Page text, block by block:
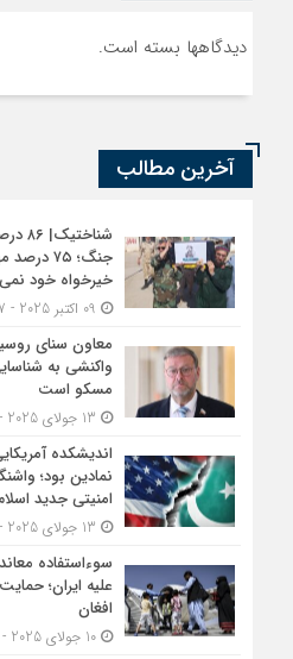
دیدگاهها بسته است.
آخرین مطالب
جنگ؛ ۷۵
خیرخواه خود
معاون سنای
واکنشی به
مسکو است
اندیشکده
نمادین بود؛
امنیتی جدید
سوءاستفاده
علیه ایران؛
افغان
10 جولای 2025 - 18:00